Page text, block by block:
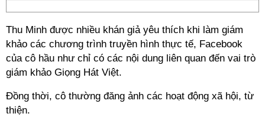
Thu Minh được nhiều khán giả yêu thích khi làm giám
khảo các chương trình truyền hình thực tế, Facebook
của cô hầu như chỉ có các nội dung liên quan đến vai trò
giám khảo Giọng Hát Việt.
Đồng thời, cô thường đăng ảnh các hoạt động xã hội, từ
thiện.